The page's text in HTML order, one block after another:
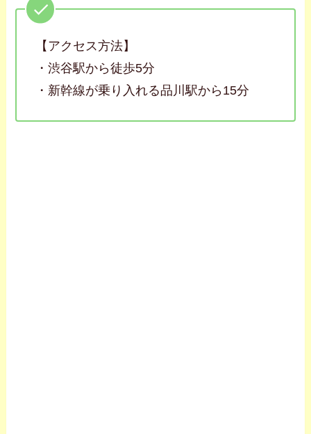
【アクセス方法】
・渋谷駅から徒歩5分
・新幹線が乗り入れる品川駅から15分